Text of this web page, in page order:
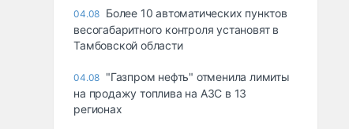
04.08 Более 10 автоматических пунктов
весогабаритного контроля установят в
Тамбовской области
04.08 "Газпром нефть" отменила лимиты
на продажу топлива на АЗС в 13
регионах